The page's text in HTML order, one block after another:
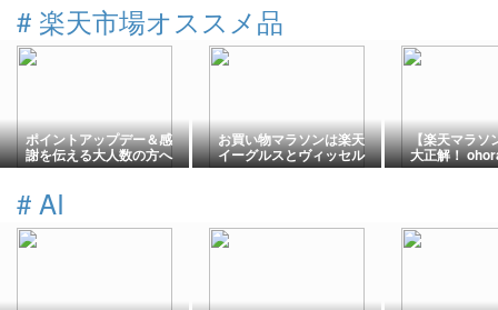
# 楽天市場オススメ品
ポイントアップデー＆感
謝を伝える大人数の方へ
のギフト選び♩
お買い物マラソンは楽天
イーグルスとヴィッセル
神戸のダブル勝利で激ア
【楽天マラソ
大正解！
ットが想像以
# AI